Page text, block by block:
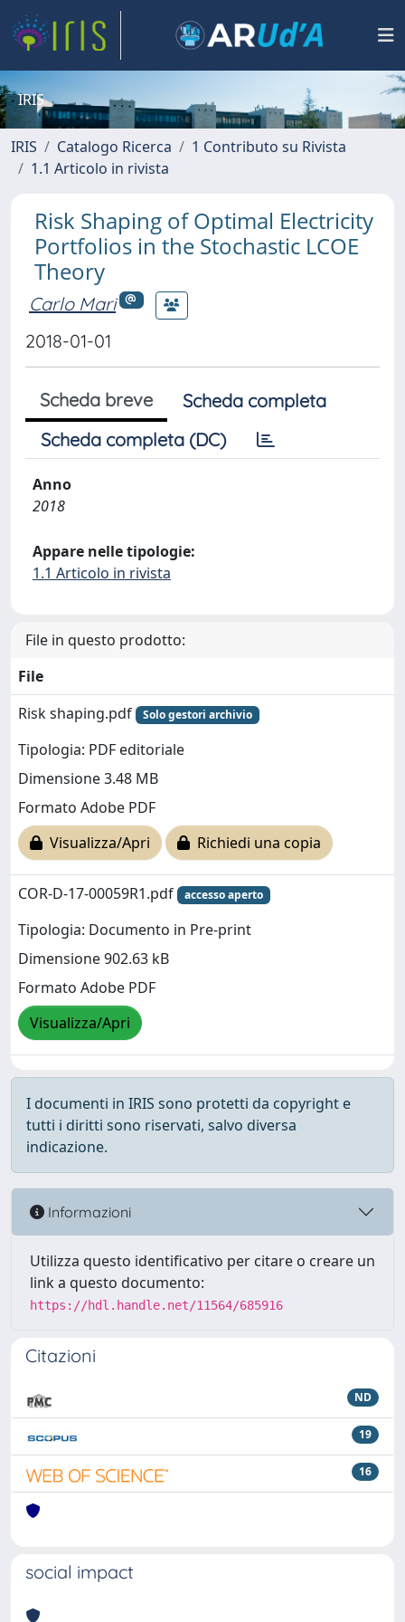
IRIS
IRIS Catalogo Ricerca
1 Contributo su Rivista
1.1 Articolo in rivista
Risk Shaping of Optimal Electricity
Portfolios in the Stochastic LCOE
Theory
Carlo Mari
2018-01-01
Scheda breve
Scheda completa
Scheda completa (DC)
Anno
2018
Appare nelle tipologie:
1.1 Articolo in rivista
File in questo prodotto:
File
Risk shaping.pdf
Solo gestori archivio
Tipologia: PDF editoriale
Dimensione 3.48 MB
Formato Adobe PDF
Visualizza/Apri
Richiedi una copia
COR-D-17-00059R1.pdf accesso aperto
Tipologia: Documento in Pre-print
Dimensione 902.63 kB
Formato Adobe PDF
Visualizza/Apri
I documenti in IRIS sono protetti da copyright e
tutti i diritti sono riservati, salvo diversa
indicazione.
Informazioni
Utilizza questo identificativo per citare o creare un
link a questo documento:
https://hdl.handle.net/11564/685916
Citazioni
ND
19
16
social impact